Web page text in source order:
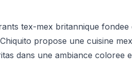
tex-mex britannique
propose une cuisine
dans une ambiance coloree